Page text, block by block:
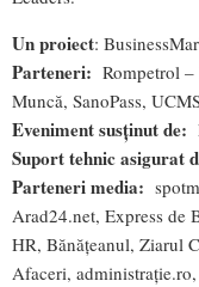
Un proiect:
Parteneri: Rompetrol
Muncă, SanoPass,
Eveniment susținut de:
Suport tehnic asigurat
Parteneri media:
Arad24.net, Express de
HR, Bănățeanul, Ziarul
Afaceri,